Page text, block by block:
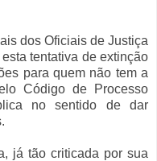
dos Oficiais de Justiça
tentativa de extinção
para quem não tem a
Código de Processo
no sentido de dar
já tão criticada por sua